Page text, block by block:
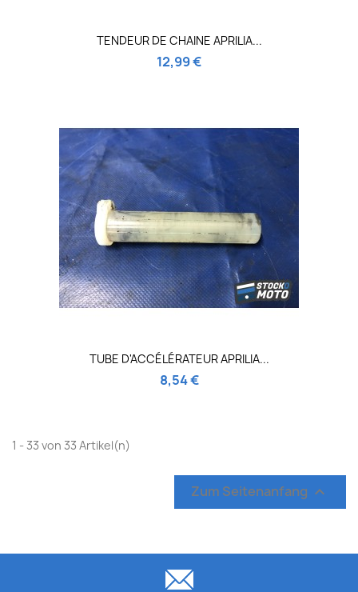
TENDEUR DE CHAINE APRILIA...
12,99 €
TUBE D'ACCÉLÉRATEUR APRILIA...
8,54 €
1 - 33 von 33 Artikel(n)
Zum Seitenanfang 